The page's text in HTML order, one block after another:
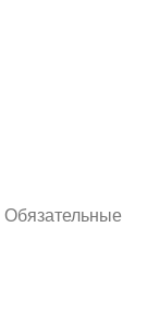
Обязательные